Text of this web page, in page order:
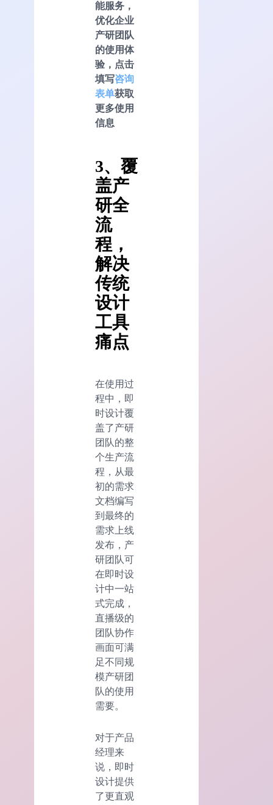
能服务，
优化企业
产研团队
的使用体
验，点击
填写咨询
表单获取
更多使用
信息
3、覆
盖产
研全
流
程，
解决
传统
设计
工具
痛点
在使用过
程中，即
时设计覆
盖了产研
团队的整
个生产流
程，从最
初的需求
文档编写
到最终的
需求上线
发布，产
研团队可
在即时设
计中一站
式完成，
直播级的
团队协作
画面可满
足不同规
模产研团
队的使用
需要。
对于产品
经理来
说，即时
设计提供
了更直观